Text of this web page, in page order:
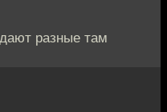
разные там